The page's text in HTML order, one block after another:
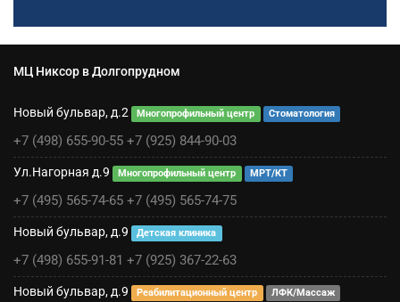
МЦ Никсор в Долгопрудном
Новый бульвар, д.2 Многопрофильный центр Стоматология
+7 (498) 655-90-55 +7 (925) 844-90-03
Ул.Нагорная д.9 Многопрофильный центр МРТ/КТ
+7 (495) 565-74-65 +7 (495) 565-74-75
Новый бульвар, д.9 Детская клиника
+7 (498) 655-91-81 +7 (925) 367-22-63
Новый бульвар, д.9 Реабилитационный центр ЛФК/Массаж